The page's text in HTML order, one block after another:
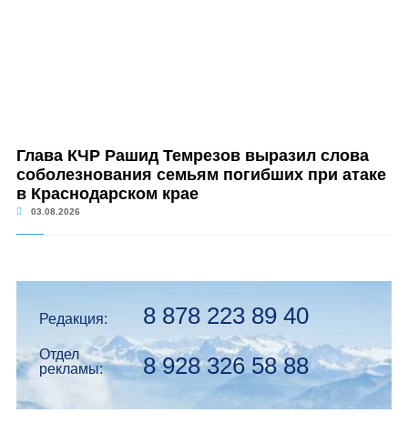
Глава КЧР Рашид Темрезов выразил слова
соболезнования семьям погибших при атаке
в Краснодарском крае
03.08.2026
Редакция: 8 878 223 89 40
Отдел
рекламы:
8 928 326 58 88